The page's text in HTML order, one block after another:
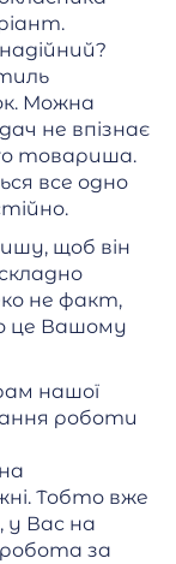
Можна
не впізнає
товариша.
все одно
щоб він
не факт,
це Вашому
нашої
роботи
Тобто вже
у Вас на
робота за